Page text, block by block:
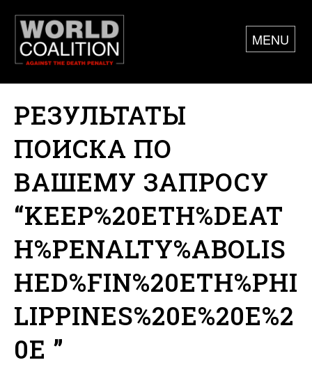
MENU
РЕЗУЛЬТАТЫ
ПОИСКА ПО
ВАШЕМУ ЗАПРОСУ
“KEEP%20ETH%DEAT
H%PENALTY%ABOLIS
HED%FIN%20ETH%PHI
LIPPINES%20E%20E%2
0E ”